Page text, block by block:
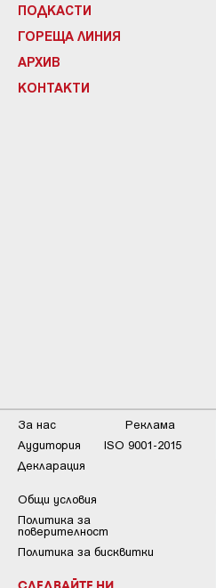
ПОДКАСТИ
ГОРЕЩА ЛИНИЯ
АРХИВ
КОНТАКТИ
За нас
Реклама
Аудитория
ISO 9001-2015
Декларация
Общи условия
Пoлитикa зa
пoвepитeлнocт
Политика за бисквитки